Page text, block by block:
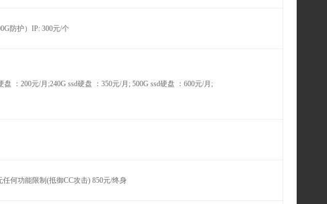
防护）IP: 300元/个
：200元/月;240G ssd硬盘 ：350元/月; 500G ssd硬盘 ：600元/月;
何功能限制(抵御CC攻击) 850元/终身